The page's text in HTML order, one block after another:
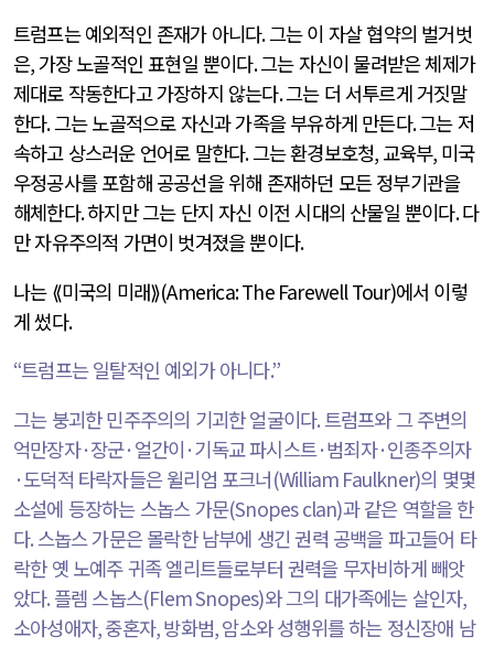
트럼프는 예외적인 존재가 아니다.그는 이 자살 협약의 벌거벗
은,가장 노골적인 표현일 뿐이다.그는 자신이 물려받은 체제가
제대로 작동한다고 가장하지 않는다.그는 더 서투르게 거짓말
한다.그는 노골적으로 자신과 가족을 부유하게 만든다.그는 저
속하고 상스러운 언어로 말한다.그는 환경보호청, 교육부, 미국
우정공사를 포함해 공공선을 위해 존재하던 모든 정부기관을
해체한다.하지만 그는 단지 자신 이전 시대의 산물일 뿐이다.다
만 자유주의적 가면이 벗겨졌을 뿐이다.
나는 ⟪미국의 미래⟫(America: The Farewell Tour)에서 이렇
게 썼다.
“트럼프는 일탈적인 예외가 아니다.”
그는 붕괴한 민주주의의 기괴한 얼굴이다. 트럼프와 그 주변의
억만장자·장군· 얼간이 ·기독교 파시스트·범죄자·인종주의자
·도덕적 타락자들은 윌리엄 포크너(William Faulkner)의 몇몇
소설에 등장하는 스놉스 가문(Snopes clan)과 같은 역할을 한
다. 스놉스 가문은 몰락한 남부에 생긴 권력 공백을 파고들어 타
락한 옛 노예주 귀족 엘리트들로부터 권력을 무자비하게 빼앗
았다. 플렘 스놉스(Flem Snopes)와 그의 대가족에는 살인자,
소아성애자,중혼자,방화범,암소와 성행위를 하는 정신장애 남